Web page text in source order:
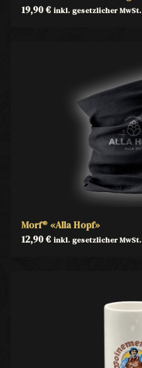
19,90€ inkl. gesetzlicher MwSt.
Morf® «Alla Hopf»
12,90€ inkl. gesetzlicher MwSt.